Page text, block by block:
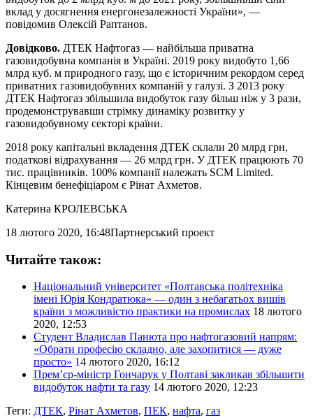
вклад у досягнення енергонезалежності України», —
повідомив Олексій Раптанов.
Довідково. ДТЕК Нафтогаз — найбільша приватна
газовидобувна компанія в Україні. 2019 року видобуто 1,66
млрд куб. м природного газу, що є історичним рекордом серед
приватних газовидобувних компаній у галузі. З 2013 року
ДТЕК Нафтогаз збільшила видобуток газу більш ніж у 3 рази,
продемонструвавши стрімку динаміку розвитку у
газовидобувному секторі країни.
2018 року капітальні вкладення ДТЕК склали 20 млрд грн,
податкові відрахування — 26 млрд грн. У ДТЕК працюють 70
тис. працівників. 100% компанії належать SCM Limited.
Кінцевим бенефіціаром є Рінат Ахметов.
Катерина КРОЛЕВСЬКА
18 лютого 2020, 16:48Партнерський проект
Читайте також:
Національний університет «Полтавська політехніка
імені Юрія Кондратюка» — один з небагатьох вишів
країни з можливістю практики на промислах 18 лютого
2020, 12:53
Студент Владислав Панюта про нафтогазовий напрям:
«Обрати професію складно, але захопитися — дуже
просто» 14 лютого 2020, 16:12
Прем’єр-міністр Гончарук у Полтаві закликав збільшити
видобуток нафти та газу 14 лютого 2020, 12:23
Теги: ДТЕК, Рінат Ахметов, ПЕК, нафта, газ